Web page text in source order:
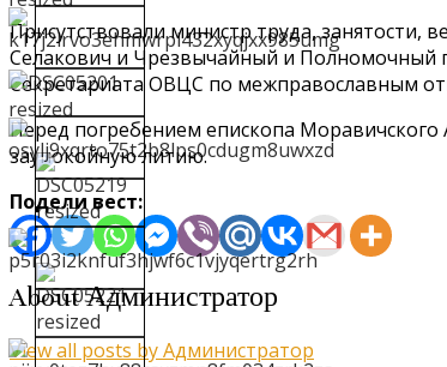
Присутствовали министр труда, занятости,
Селакович и Чрезвычайный и Полномочный
Секретариата ОВЦС по межправославным
Перед погребением епископа
заупокойную литию.
Подели вест:
About Администратор
View all posts by Администратор